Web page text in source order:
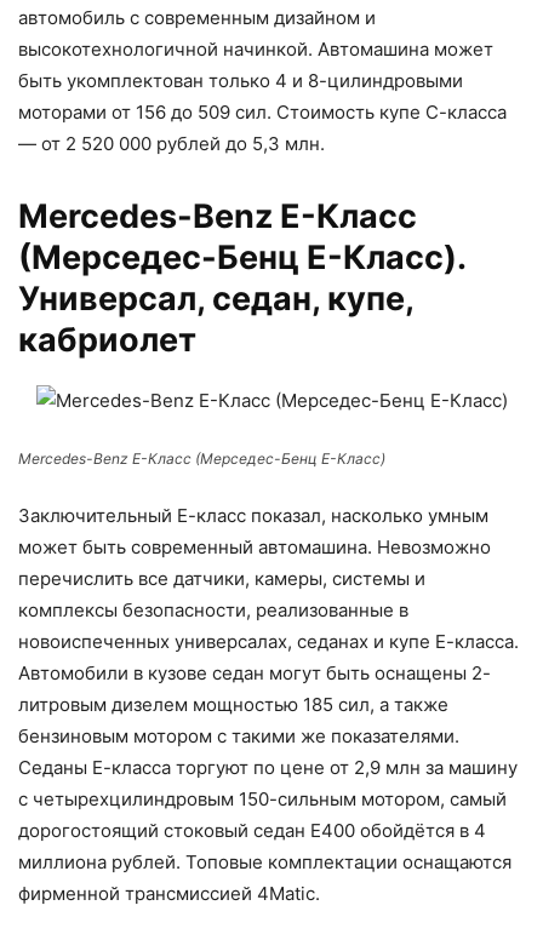
автомобиль с современным дизайном и
высокотехнологичной начинкой. Автомашина может
быть укомплектован только 4 и 8-цилиндровыми
моторами от 156 до 509 сил. Стоимость купе С-класса
— от 2 520 000 рублей до 5,3 млн.
Mercedes-Benz Е-Класс
(Мерседес-Бенц Е-Класс).
Универсал, седан, купе,
кабриолет
Mercedes-Benz Е-Класс (Мерседес-Бенц Е-Класс)
Заключительный Е-класс показал, насколько умным
может быть современный автомашина. Невозможно
перечислить все датчики, камеры, системы и
комплексы безопасности, реализованные в
новоиспеченных универсалах, седанах и купе Е-класса.
Автомобили в кузове седан могут быть оснащены 2-
литровым дизелем мощностью 185 сил, а также
бензиновым мотором с такими же показателями.
Седаны Е-класса торгуют по цене от 2,9 млн за машину
с четырехцилиндровым 150-сильным мотором, самый
дорогостоящий стоковый седан Е400 обойдётся в 4
миллиона рублей. Топовые комплектации оснащаются
фирменной трансмиссией 4Matic.